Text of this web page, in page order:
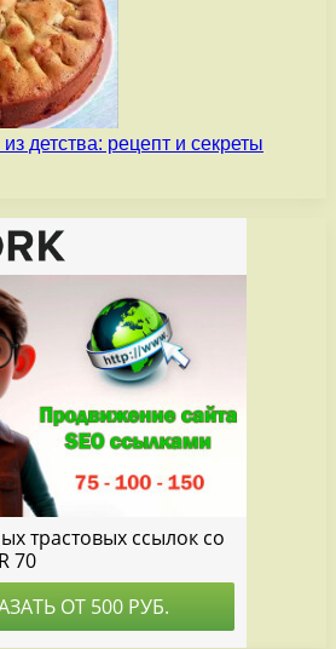
детства: рецепт и секреты